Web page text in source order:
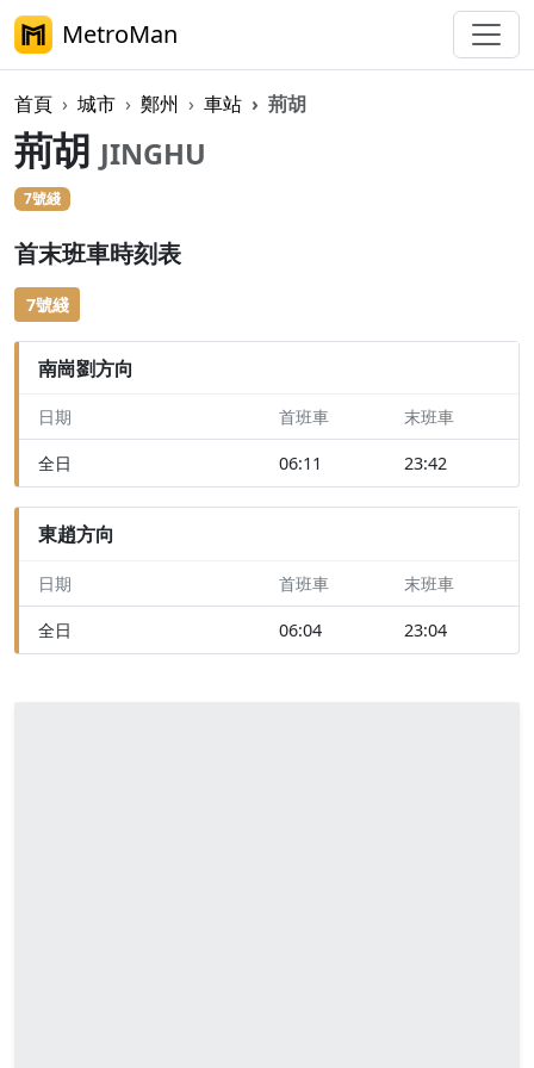
MetroMan
首頁 城市 鄭州 車站 荊胡
荊胡 JINGHU
7號綫
首末班車時刻表
7號綫
南崗劉方向
日期 首班車 末班車
全日 06:11 23:42
東趙方向
日期 首班車 末班車
全日 06:04 23:04